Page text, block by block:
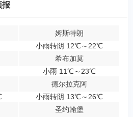
报
姆斯特朗
小雨转阴 12℃～22℃
希布加莫
小雨 11℃～23℃
德尔拉克阿
小雨转阴 13℃～26℃
圣约翰堡